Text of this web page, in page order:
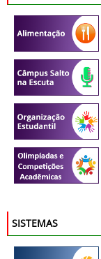
SISTEMAS